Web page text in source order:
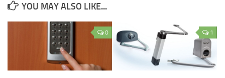
YOU MAY ALSO LIKE...
0 1